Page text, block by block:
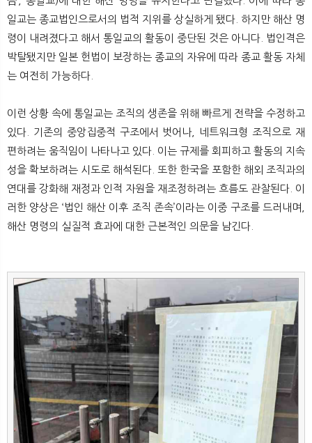
뉴 색
일교는 종교법인으로서의 법적 지위를 상실하게 됐다. 하지만 해산 명
령이 내려졌다고 해서 통일교의 활동이 중단된 것은 아니다. 법인격은
박탈됐지만 일본 헌법이 보장하는 종교의 자유에 따라 종교 활동 자체
는 여전히 가능하다.
이런 상황 속에 통일교는 조직의 생존을 위해 빠르게 전략을 수정하고
있다. 기존의 중앙집중적 구조에서 벗어나, 네트워크형 조직으로 재
편하려는 움직임이 나타나고 있다. 이는 규제를 회피하고 활동의 지속
성을 확보하려는 시도로 해석된다. 또한 한국을 포함한 해외 조직과의
연대를 강화해 재정과 인적 자원을 재조정하려는 흐름도 관찰된다. 이
러한 양상은 ‘법인 해산 이후 조직 존속’이라는 이중 구조를 드러내며,
해산 명령의 실질적 효과에 대한 근본적인 의문을 남긴다.